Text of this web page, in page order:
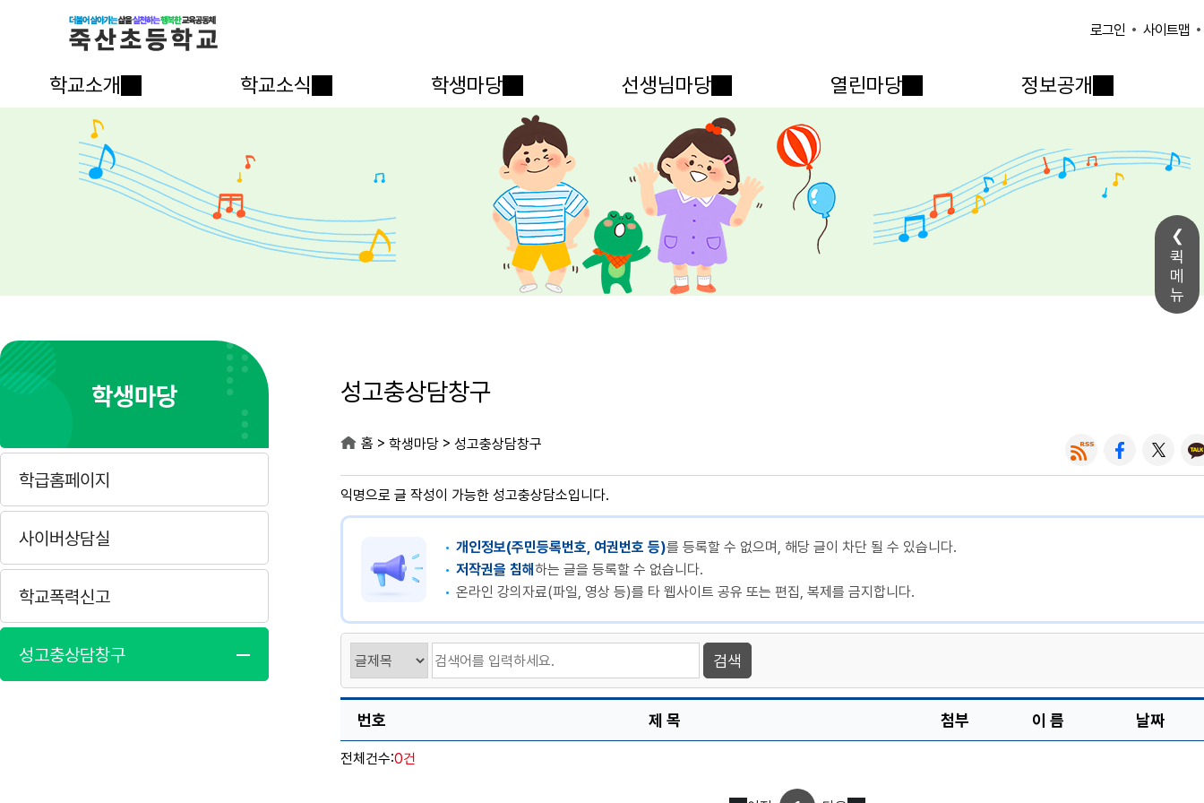
퀵
메
뉴
로그인 사이트맵
학교소개 학교소식 학생마당 선생님마당 열린마당 정보공개
학생마당
학급홈페이지
사이버상담실
학교폭력신고
성고충상담창구
성고충상담창구
홈 > 학생마당 > 성고충상담창구
익명으로 글 작성이 가능한 성고충상담소입니다.
개인정보(주민등록번호, 여권번호 등)를 등록할 수 없으며, 해당 글이 차단 될 수 있습니다.
저작권을 침해하는 글을 등록할 수 없습니다.
온라인 강의자료(파일, 영상 등)를 타 웹사이트 공유 또는 편집, 복제를 금지합니다.
번호 제 목 첨부 이 름 날짜
전체건수:0건